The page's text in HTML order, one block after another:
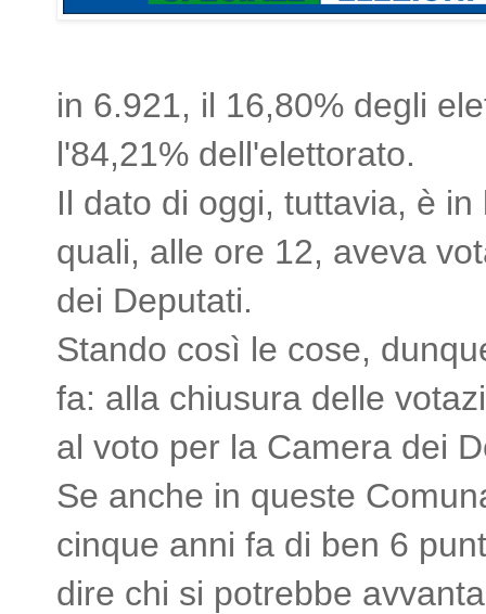
in 6.921, il 16,80% degli
l'84,21% dell'elettorato.
Il dato di oggi, tuttavia, è
quali, alle ore 12, aveva
dei Deputati.
Stando così le cose,
fa: alla chiusura delle
al voto per la Camera dei
Se anche in queste
cinque anni fa di ben 6
dire chi si potrebbe